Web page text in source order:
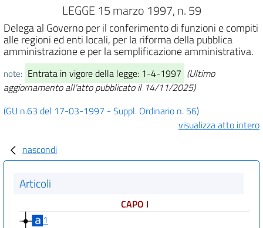
LEGGE 15 marzo 1997, n. 59
Delega al Governo per il conferimento di funzioni e compiti
alle regioni ed enti locali, per la riforma della pubblica
amministrazione e per la semplificazione amministrativa.
note: Entrata in vigore della legge: 1-4-1997 (Ultimo
aggiornamento all'atto pubblicato il 14/11/2025)
(GU n.63 del 17-03-1997 - Suppl. Ordinario n. 56)
visualizza atto intero
nascondi
Articoli
CAPO I
1